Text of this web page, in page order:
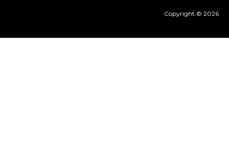
Copyright © 2026